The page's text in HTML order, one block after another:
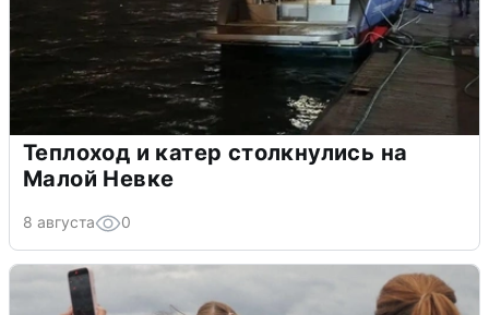
Теплоход и катер столкнулись на
Малой Невке
8 августа 0